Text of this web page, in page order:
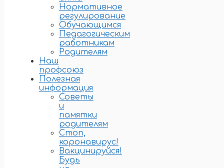
Нормативное
регулирование
Обучающимся
Педагогическим
работникам
Родителям
Наш
профсоюз
Полезная
информация
Советы
и
памятки
родителям
Стоп,
коронавирус!
Вакцинируйся!
Будь